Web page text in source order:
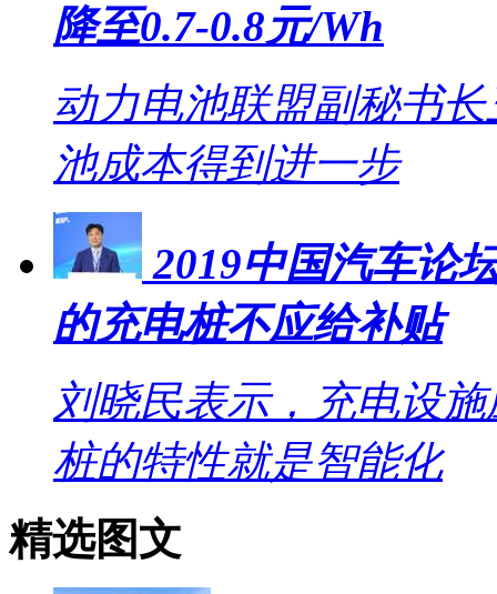
降至0.7-0.8元/Wh
动力电池联盟副秘书
池成本得到进一步
2019中国汽车论
的充电桩不应给补贴
刘晓民表示，充电设
桩的特性就是智能化
精选图文